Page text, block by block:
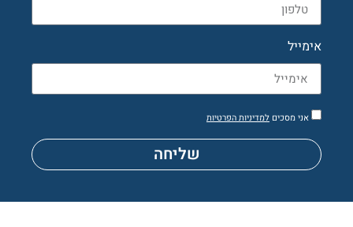
אימייל
אני מסכים למדיניות הפרטיות
שליחה